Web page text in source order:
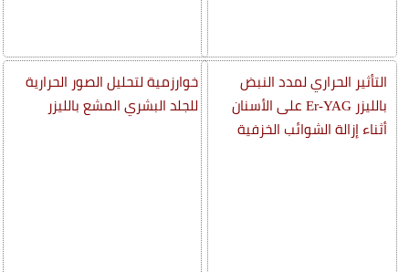
التأثير الحراري لمدد النبض
بالليزر Er-YAG على الأسنان
أثناء إزالة الشوائب الخزفية
خوارزمية لتحليل الصور الحرارية
للجلد البشري المشع بالليزر